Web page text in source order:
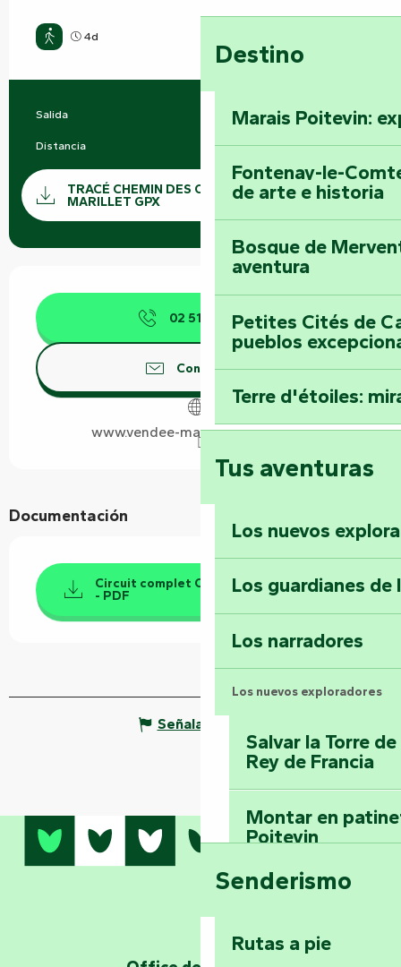
Destino
Marais Poitevin:
Fontenay-le-
de arte e historia
Bosque de
aventura
Petites Cités de
pueblos
Terre d'étoiles:
Tus aventuras
Los nuevos
Los guardianes de
Los narradores
Los nuevos exploradores
Salvar la Torre
Rey de Francia
Montar en
Poitevin
Domine los
Vouvant
Senderismo
Rutas a pie
4d
Información práctica
Salida Marillet
Distancia 76.0 km
Documentación
TRACÉ CHEMIN DES CHÂTAIGNES - DÉPART
MARILLET GPX Los
Horarios y datos de contacto
02 51 69 44▒▒
Contáctenos
www.vendee-maraispoitevin.com
Documentación
Circuit complet Chemin des Châtaignes
- PDF
Señalar un error